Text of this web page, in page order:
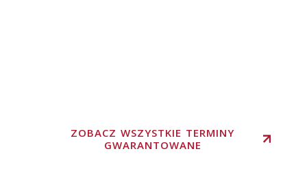
ZOBACZ WSZYSTKIE TERMINY
GWARANTOWANE